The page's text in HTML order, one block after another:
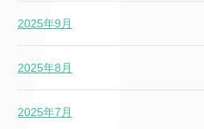
2025年9月
2025年8月
2025年7月